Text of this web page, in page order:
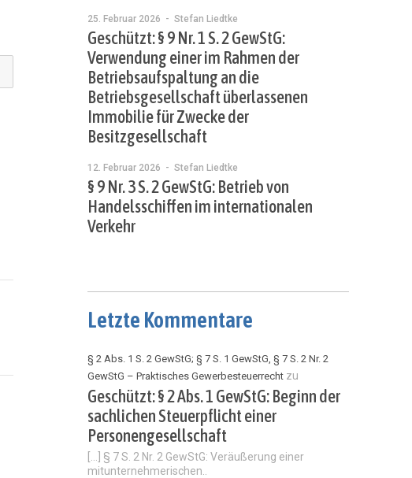
25. Februar 2026 - Stefan Liedtke
Geschützt: § 9 Nr. 1 S. 2 GewStG:
Verwendung einer im Rahmen der
Betriebsaufspaltung an die
Betriebsgesellschaft überlassenen
Immobilie für Zwecke der
Besitzgesellschaft
12. Februar 2026 - Stefan Liedtke
§ 9 Nr. 3 S. 2 GewStG: Betrieb von
Handelsschiffen im internationalen
Verkehr
Letzte Kommentare
§ 2 Abs. 1 S. 2 GewStG; § 7 S. 1 GewStG, § 7 S. 2 Nr. 2
GewStG – Praktisches Gewerbesteuerrecht zu
Geschützt: § 2 Abs. 1 GewStG: Beginn der
sachlichen Steuerpflicht einer
Personengesellschaft
[…] § 7 S. 2 Nr. 2 GewStG: Veräußerung einer
mitunternehmerischen..